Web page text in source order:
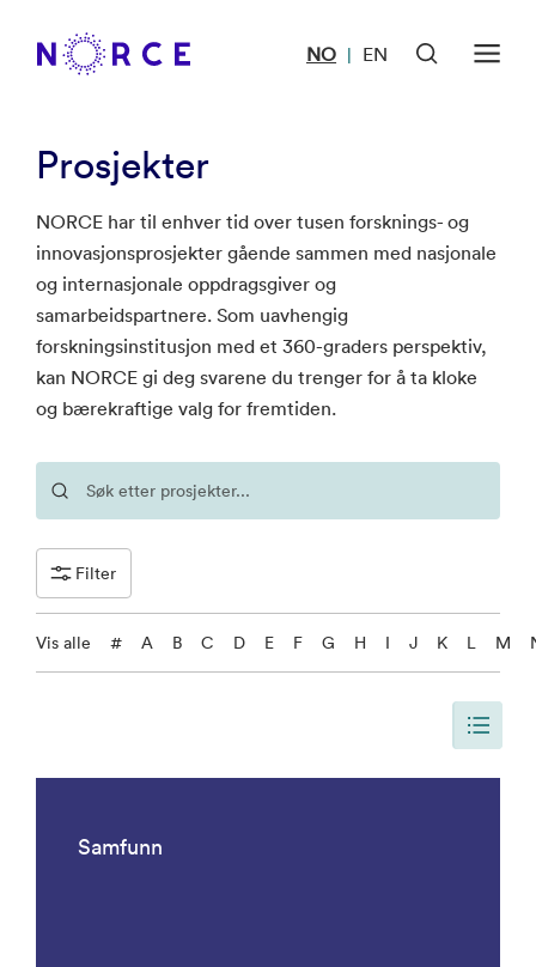
NO | EN
Prosjekter
NORCE har til enhver tid over tusen forsknings- og
innovasjonsprosjekter gående sammen med nasjonale
og internasjonale oppdragsgiver og
samarbeidspartnere. Som uavhengig
forskningsinstitusjon med et 360-graders perspektiv,
kan NORCE gi deg svarene du trenger for å ta kloke
og bærekraftige valg for fremtiden.
Filter
Vis alle # A B C D E F G H I J K L M
Samfunn